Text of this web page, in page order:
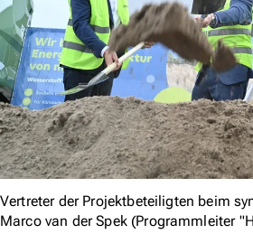
Vertreter der Projektbeteiligten beim
Marco van der Spek (Programmleiter